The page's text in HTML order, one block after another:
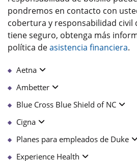
pondremos en contacto con
cobertura y responsabilidad civil
tiene seguro, obtenga más
política deasistencia financiera.
Aetna
Ambetter
Blue Cross Blue Shield of NC
Cigna
Planes para empleados de Duke
Experience Health